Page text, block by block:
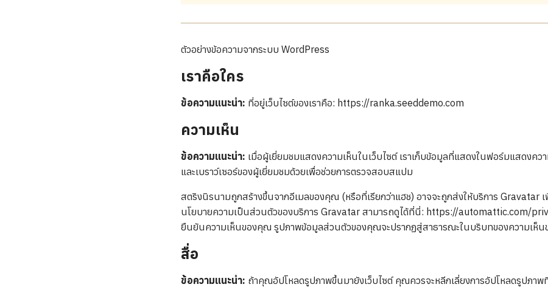
ตัวอย่างข้อความจากระบบ WordPress
เราคือใคร
ข้อความแนะนำ: ที่อยู่เว็บไซต์ของเราคือ: https://ranka.seeddemo.com
ความเห็น
ข้อความแนะนำ: เมื่อผู้เยี่ยมชมแสดงความเห็นในเว็บไซต์ เราเก็บข้อมูลที่แสดงในฟอร์มแสดงคว
และเบราว์เซอร์ของผู้เยี่ยมชมด้วยเพื่อช่วยการตรวจสอบสแปม
สตริงนิรนามถูกสร้างขึ้นจากอีเมลของคุณ (หรือที่เรียกว่าแฮช) อาจจะถูกส่งให้บริการ Gravatar
นโยบายความเป็นส่วนตัวของบริการ Gravatar สามารถดูได้ที่นี่: https://automattic.com/
ยืนยันความเห็นของคุณ รูปภาพข้อมูลส่วนตัวของคุณจะปรากฏสู่สาธารณะในบริบทของความเห็
สื่อ
ข้อความแนะนำ: ถ้าคุณอัปโหลดรูปภาพขึ้นมายังเว็บไซต์ คุณควรจะหลีกเลี่ยงการอัปโหลดรูปภา